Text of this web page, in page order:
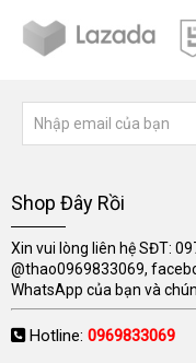
Shop Đây Rồi
Xin vui lòng liên hệ SĐT:
@thao0969833069,
WhatsApp của bạn và
Hotline: 0969833069